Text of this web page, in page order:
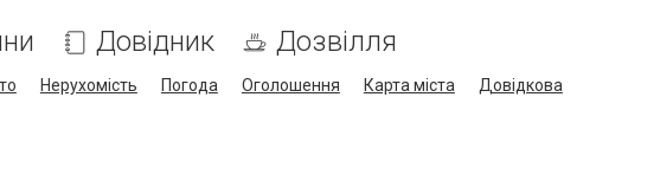
Довідник Дозвілля
Нерухомість Погода Оголошення Карта міста Довідкова